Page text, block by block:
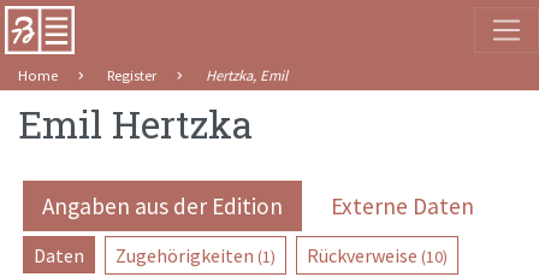
Home Register Hertzka, Emil
Emil Hertzka
Angaben aus der Edition Externe Daten
Daten Zugehörigkeiten (1) Rückverweise (10)